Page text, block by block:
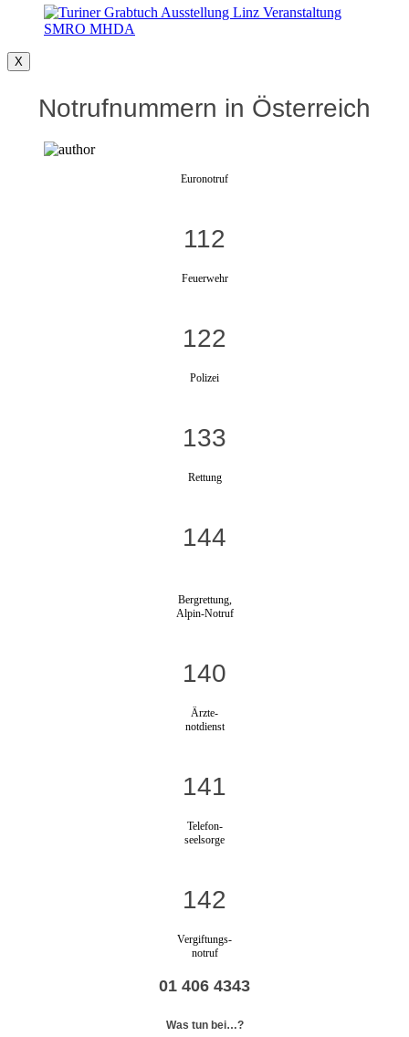
X
Notrufnummern in Österreich
Euronotruf
112
Feuerwehr
122
Polizei
133
Rettung
144
Bergrettung,
Alpin-Notruf
140
Ärzte-
notdienst
141
Telefon-
seelsorge
142
Vergiftungs-
notruf
01 406 4343
Was tun bei…?